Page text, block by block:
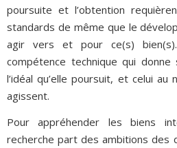
poursuite et l’obtention
standards de même que le
agir vers et pour ce(s)
compétence technique qui
l’idéal qu’elle poursuit, et celui
agissent.
Pour appréhender les biens
recherche part des ambitions des